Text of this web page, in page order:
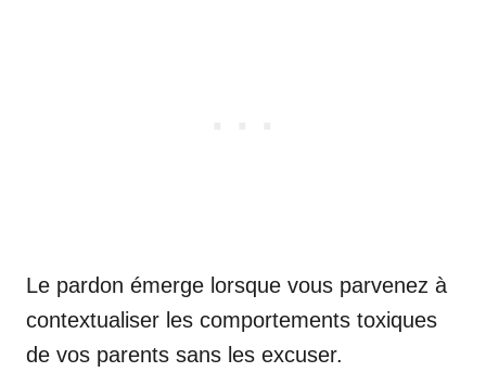
Le pardon émerge lorsque vous parvenez à
contextualiser les comportements toxiques
de vos parents sans les excuser.